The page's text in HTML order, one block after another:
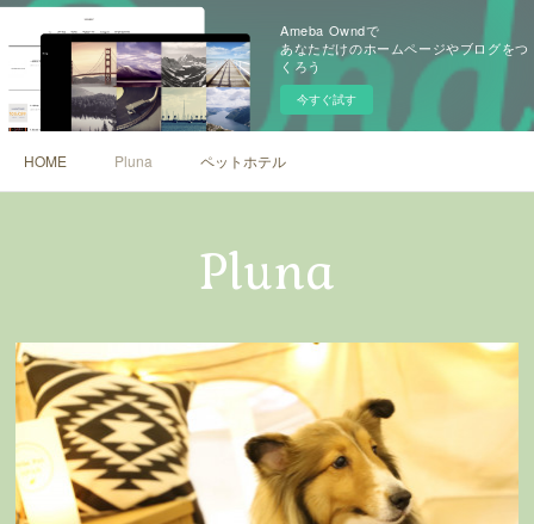
Ameba Owndで
あなただけのホームページやブログをつ
くろう
今すぐ試す
HOME Pluna ペットホテル
Pluna